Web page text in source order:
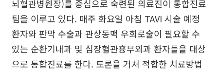
뇌혈관병원장)를 중심으로 숙련된 의료진이 통합진료
팀을 이루고 있다. 매주 화요일 아침 TAVI 시술 예정
환자와 판막 수술과 관상동맥 우회로술이 필요할 수
있는 순환기내과 및 심장혈관흉부외과 환자들을 대상
으로 통합진료를 한다. 토론을 거쳐 적합한 치료방법